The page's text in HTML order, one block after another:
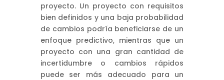
proyecto. Un proyecto con requisitos
bien definidos y una baja probabilidad
de cambios podría beneficiarse de un
enfoque predictivo, mientras que un
proyecto con una gran cantidad de
incertidumbre o cambios rápidos
puede ser más adecuado para un